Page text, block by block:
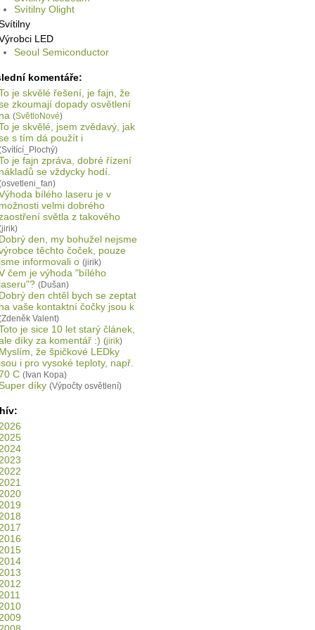
Svítilny Olight
LED
Seoul Semiconductor
komentáře:
je skvělé řešení, je fajn, že
zkoumají dopady osvětlení
(SvětloNové)
je skvělé, jsem zvědavý, jak
s tím dá použít i
je fajn zpráva, dobré řízení
se vždycky hodí.
bílého laseru je v
velmi dobrého
světla z takového
den, my bohužel nejsme
těchto čoček, pouze
informovali o (jirik)
čem je výhoda "bílého
(Dušan)
den chtěl bych se zeptat
vaše kontaktní čočky jsou k
Valent)
je sice 10 let starý článek,
díky za komentář :) (jirik)
že špičkové LEDky
i pro vysoké teploty, např.
C (Ivan Kopa)
díky (Výpočty osvětlení)